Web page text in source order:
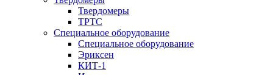
Твердомеры
ТРТС
Специальное оборудование
Специальное оборудование
Эриксен
КИТ-1